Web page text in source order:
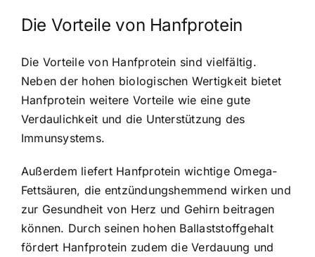
Die Vorteile von Hanfprotein
Die Vorteile von Hanfprotein sind vielfältig.
Neben der hohen biologischen Wertigkeit bietet
Hanfprotein weitere Vorteile wie eine gute
Verdaulichkeit und die Unterstützung des
Immunsystems.
Außerdem liefert Hanfprotein wichtige Omega-
Fettsäuren, die entzündungshemmend wirken und
zur Gesundheit von Herz und Gehirn beitragen
können. Durch seinen hohen Ballaststoffgehalt
fördert Hanfprotein zudem die Verdauung und